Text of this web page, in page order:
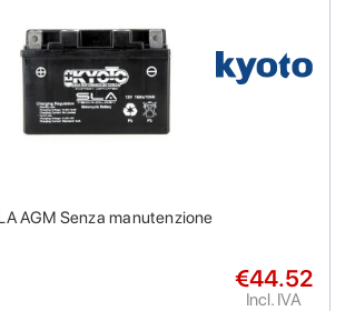
AGM Senza manutenzione
€44.52
Incl. IVA